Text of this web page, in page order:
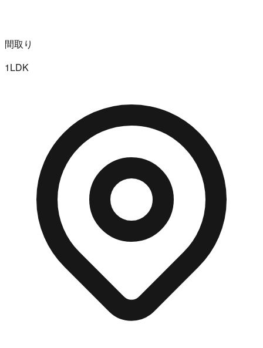
間取り
1LDK